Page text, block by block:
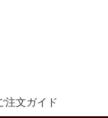
文ガイド